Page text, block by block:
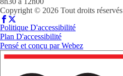
Copyright © 2026 Tout droits réservés
Politique D'accessibilité
Plan D'accessibilité
Pensé et conçu parWebez